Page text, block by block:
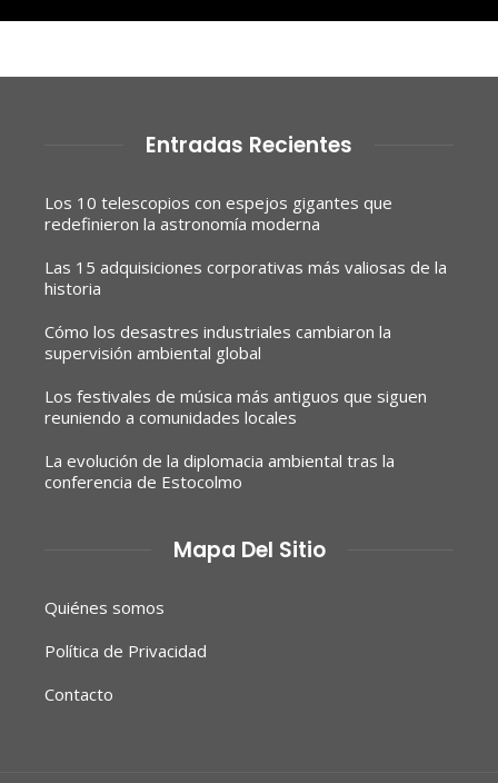
Entradas Recientes
Los 10 telescopios con espejos gigantes que
redefinieron la astronomía moderna
Las 15 adquisiciones corporativas más valiosas de la
historia
Cómo los desastres industriales cambiaron la
supervisión ambiental global
Los festivales de música más antiguos que siguen
reuniendo a comunidades locales
La evolución de la diplomacia ambiental tras la
conferencia de Estocolmo
Mapa Del Sitio
Quiénes somos
Política de Privacidad
Contacto